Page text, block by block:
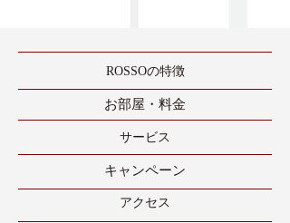
ROSSOの特徴
​お部屋・料金
​サービス
​キャンペーン
​アクセス